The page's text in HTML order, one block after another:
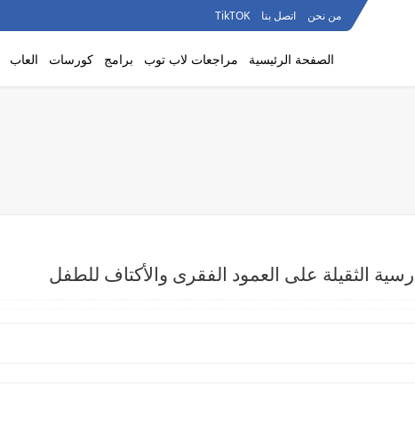
من نحن اتصل بنا TikTOK
الصفحة الرئيسية مراجعات لاب توب برامج كورسات العاب
الثقيلة على العمود الفقرى والأكتاف للطفل